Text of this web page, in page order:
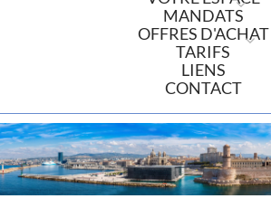
MANDATS
OFFRES D'ACHAT
TARIFS
LIENS
CONTACT